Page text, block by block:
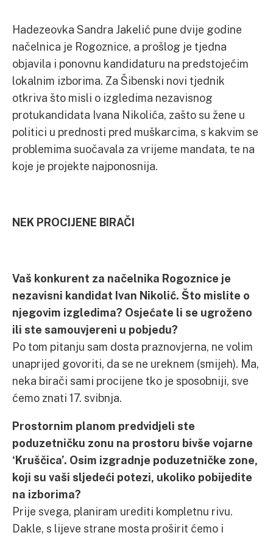
Hadezeovka Sandra Jakelić pune dvije godine
načelnica je Rogoznice, a prošlog je tjedna
objavila i ponovnu kandidaturu na predstojećim
lokalnim izborima. Za Šibenski novi tjednik
otkriva što misli o izgledima nezavisnog
protukandidata Ivana Nikolića, zašto su žene u
politici u prednosti pred muškarcima, s kakvim se
problemima suočavala za vrijeme mandata, te na
koje je projekte najponosnija.
NEK PROCIJENE BIRAČI
Vaš konkurent za načelnika Rogoznice je
nezavisni kandidat Ivan Nikolić. Što mislite o
njegovim izgledima? Osjećate li se ugroženo
ili ste samouvjereni u pobjedu?
Po tom pitanju sam dosta praznovjerna, ne volim
unaprijed govoriti, da se ne ureknem (smijeh). Ma,
neka birači sami procijene tko je sposobniji, sve
ćemo znati 17. svibnja.
Prostornim planom predvidjeli ste
poduzetničku zonu na prostoru bivše vojarne
‘Kruščica’. Osim izgradnje poduzetničke zone,
koji su vaši sljedeći potezi, ukoliko pobijedite
na izborima?
Prije svega, planiram urediti kompletnu rivu.
Dakle, s lijeve strane mosta proširit ćemo i